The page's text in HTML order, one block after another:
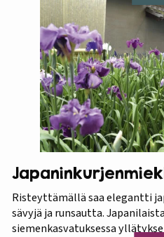
Risteyttämällä saa elegantti
sävyjä ja runsautta.
siemenkasvatuksessa